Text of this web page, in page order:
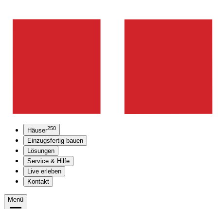
Häuser250
Einzugsfertig bauen
Lösungen
Service & Hilfe
Live erleben
Kontakt
Menü